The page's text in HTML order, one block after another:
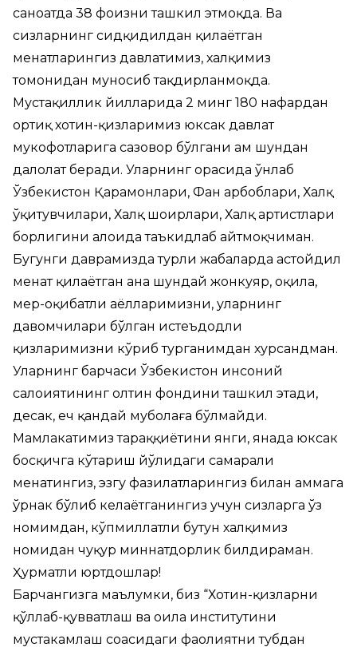
саноатда 38 фоизни ташкил этмоқда. Ва
сизларнинг сидқидилдан қилаётган
меҳнатларингиз давлатимиз, халқимиз
томонидан муносиб тақдирланмоқда.
Мустақиллик йилларида 2 минг 180 нафардан
ортиқ хотин-қизларимиз юксак давлат
мукофотларига сазовор бўлгани ҳам шундан
далолат беради. Уларнинг орасида ўнлаб
Ўзбекистон Қаҳрамонлари, Фан арбоблари, Халқ
ўқитувчилари, Халқ шоирлари, Халқ артистлари
борлигини алоҳида таъкидлаб айтмоқчиман.
Бугунги даврамизда турли жабҳаларда астойдил
меҳнат қилаётган ана шундай жонкуяр, оқила,
меҳр-оқибатли аёлларимизни, уларнинг
давомчилари бўлган истеъдодли
қизларимизни кўриб турганимдан хурсандман.
Уларнинг барчаси Ўзбекистон инсоний
салоҳиятининг олтин фондини ташкил этади,
десак, ҳеч қандай муболаға бўлмайди.
Мамлакатимиз тараққиётини янги, янада юксак
босқичга кўтариш йўлидаги самарали
меҳнатингиз, эзгу фазилатларингиз билан ҳаммага
ўрнак бўлиб келаётганингиз учун сизларга ўз
номимдан, кўпмиллатли бутун халқимиз
номидан чуқур миннатдорлик билдираман.
Ҳурматли юртдошлар!
Барчангизга маълумки, биз “Хотин-қизларни
қўллаб-қувватлаш ва оила институтини
мустаҳкамлаш соҳасидаги фаолиятни тубдан